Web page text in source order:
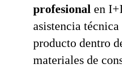
profesional en
asistencia
producto dentro
materiales de